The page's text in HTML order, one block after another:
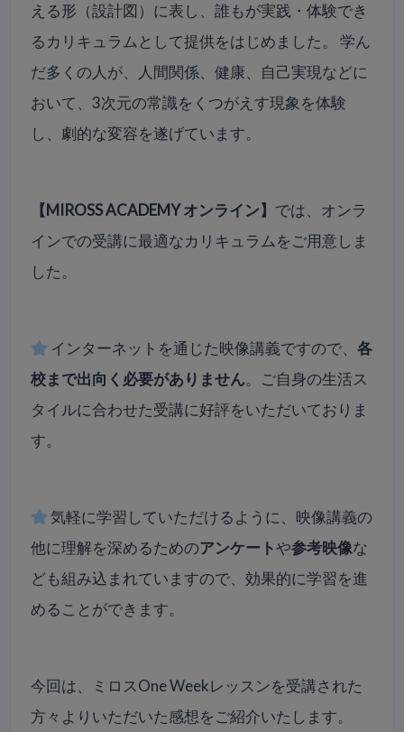
える形（設計図）に表し、誰もが実践・体験でき
るカリキュラムとして提供をはじめました。 学ん
だ多くの人が、人間関係、健康、自己実現などに
おいて、3次元の常識をくつがえす現象を体験
し、劇的な変容を遂げています。
【MIROSS ACADEMY オンライン】 では、オンラ
インでの受講に最適なカリキュラムをご用意しま
した。
インターネットを通じた映像講義ですので、 各
校まで出向く必要がありません。ご自身の生活ス
タイルに合わせた受講に好評をいただいておりま
す。
気軽に学習していただけるように、映像講義の
他に理解を深めるためのアンケートや参考映像な
ども組み込まれていますので、効果的に学習を進
めることができます。
今回は、ミロスOne Weekレッスンを受講された
方々よりいただいた感想をご紹介いたします。